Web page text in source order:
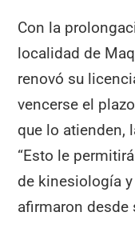
Con la
localidad de
renovó su
vencerse el
que lo atienden,
“Esto le
de kinesiología
afirmaron desde